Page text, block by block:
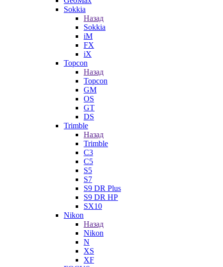
Sokkia
Назад
Sokkia
iM
FX
iX
Topcon
Назад
Topcon
GM
OS
GT
DS
Trimble
Назад
Trimble
C3
C5
S5
S7
S9 DR Plus
S9 DR HP
SX10
Nikon
Назад
Nikon
N
XS
XF